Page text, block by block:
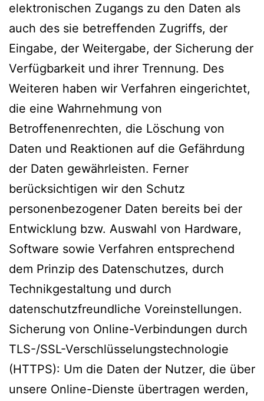
elektronischen Zugangs zu den Daten als
auch des sie betreffenden Zugriffs, der
Eingabe, der Weitergabe, der Sicherung der
Verfügbarkeit und ihrer Trennung. Des
Weiteren haben wir Verfahren eingerichtet,
die eine Wahrnehmung von
Betroffenenrechten, die Löschung von
Daten und Reaktionen auf die Gefährdung
der Daten gewährleisten. Ferner
berücksichtigen wir den Schutz
personenbezogener Daten bereits bei der
Entwicklung bzw. Auswahl von Hardware,
Software sowie Verfahren entsprechend
dem Prinzip des Datenschutzes, durch
Technikgestaltung und durch
datenschutzfreundliche Voreinstellungen.
Sicherung von Online-Verbindungen durch
TLS-/SSL-Verschlüsselungstechnologie
(HTTPS): Um die Daten der Nutzer, die über
unsere Online-Dienste übertragen werden,